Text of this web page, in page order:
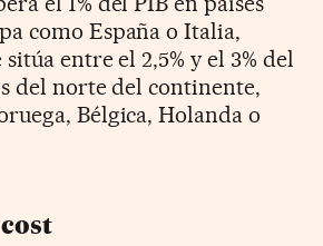
como España o Italia,
entre el 2,5% y el 3% del
del norte del continente,
Bélgica, Holanda o